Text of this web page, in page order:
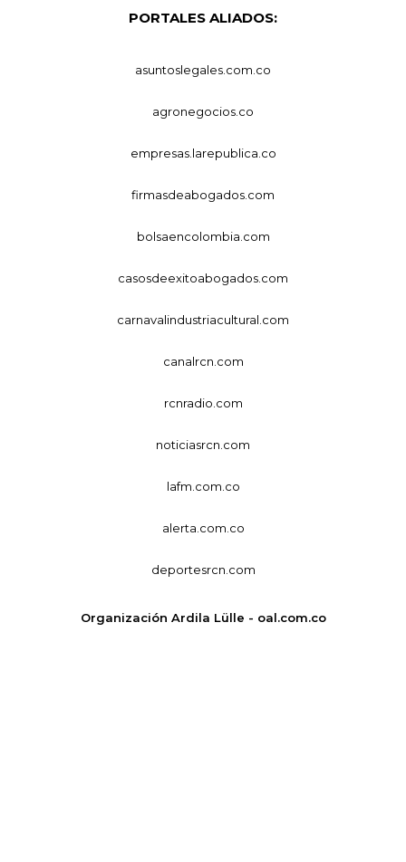
PORTALES ALIADOS:
asuntoslegales.com.co
agronegocios.co
empresas.larepublica.co
firmasdeabogados.com
bolsaencolombia.com
casosdeexitoabogados.com
carnavalindustriacultural.com
canalrcn.com
rcnradio.com
noticiasrcn.com
lafm.com.co
alerta.com.co
deportesrcn.com
Organización Ardila Lülle - oal.com.co